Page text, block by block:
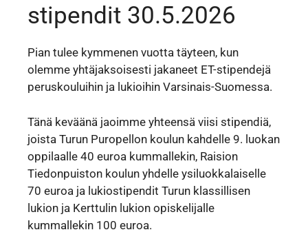
stipendit 30.5.2026
Pian tulee kymmenen vuotta täyteen, kun
olemme yhtäjaksoisesti jakaneet ET-stipendejä
peruskouluihin ja lukioihin Varsinais-Suomessa.
Tänä keväänä jaoimme yhteensä viisi stipendiä,
joista Turun Puropellon koulun kahdelle 9. luokan
oppilaalle 40 euroa kummallekin, Raision
Tiedonpuiston koulun yhdelle ysiluokkalaiselle
70 euroa ja lukiostipendit Turun klassillisen
lukion ja Kerttulin lukion opiskelijalle
kummallekin 100 euroa.